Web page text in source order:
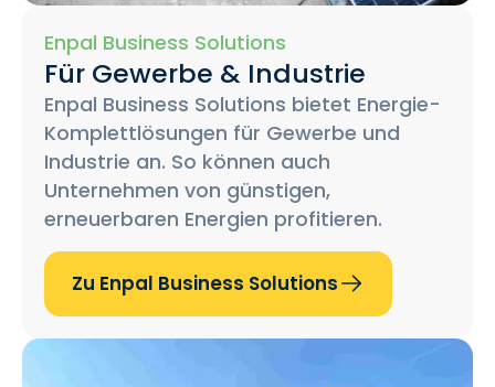
Enpal Business Solutions
Für Gewerbe & Industrie
Enpal Business Solutions bietet Energie-
Komplettlösungen für Gewerbe und
Industrie an. So können auch
Unternehmen von günstigen,
erneuerbaren Energien profitieren.
Zu Enpal Business Solutions